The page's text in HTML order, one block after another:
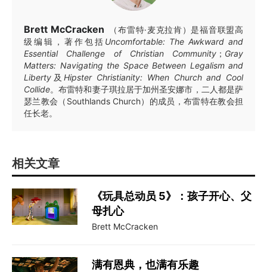
Brett McCracken
（布雷特·麦克拉肯）是福音联盟高
级编辑，著作包括 Uncomfortable: The Awkward and
Essential Challenge of Christian Community ； Gray
Matters: Navigating the Space Between Legalism and
Liberty 及Hipster Christianity: When Church and Cool
Collide。布雷特和妻子琪拉居于加州圣安娜市，二人都是萨
瑟兰教会（Southlands Church）的成员，布雷特在教会担
任长老。
相关文章
《玩具总动员 5》：孩子开心、父
母扎心
Brett McCracken
满有恩典，也满有乐趣